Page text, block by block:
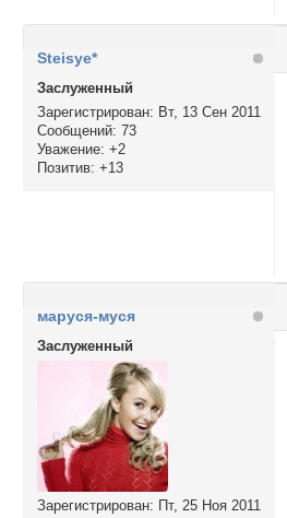
Steisye*
Заслуженный
Зарегистрирован: Вт, 13 Сен 2011
Сообщений: 73
Уважение: +2
Позитив: +13
маруся-муся
Заслуженный
Зарегистрирован: Пт, 25 Ноя 2011